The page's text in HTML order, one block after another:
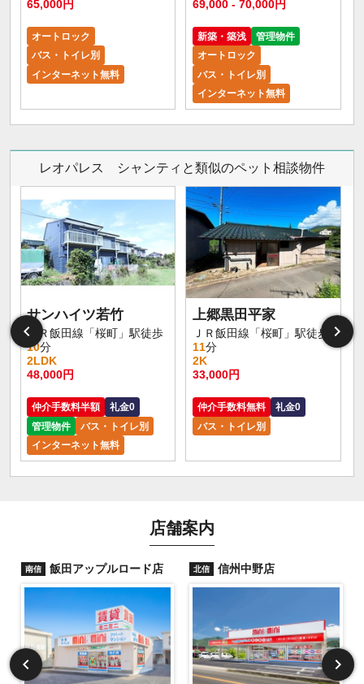
65,000円
オートロック
バス・トイレ別
インターネット無料
69,000 - 70,000円
新築・築浅
管理物件
オートロック
バス・トイレ別
インターネット無料
レオパレス シャンティと類似のペット相談物件
サンハイツ若竹
ＪＲ飯田線「桜町」駅徒歩
10分
2LDK
48,000円
仲介手数料半額
礼金0
管理物件
バス・トイレ別
インターネット無料
上郷黒田平家
ＪＲ飯田線「桜町」駅徒歩
11分
2K
33,000円
仲介手数料無料
礼金0
バス・トイレ別
店舗案内
南信 飯田アップルロード店 北信 信州中野店